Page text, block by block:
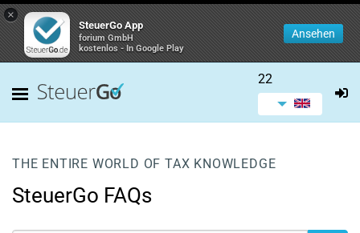
×
SteuerGo App
forium GmbH
kostenlos - In Google Play
Ansehen
22
THE ENTIRE WORLD OF TAX KNOWLEDGE
SteuerGo FAQs